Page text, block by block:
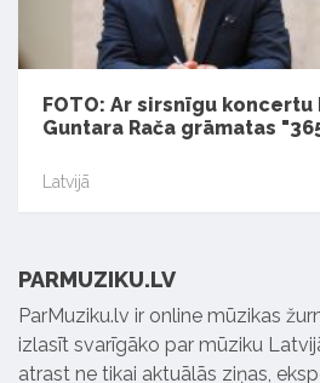
FOTO: Ar sirsnīgu
Guntara Rača grāmatas
Latvijā
PARMUZIKU.LV
ParMuziku.lv ir online mūzikas
izlasīt svarīgāko par mūziku
atrast ne tikai aktuālās ziņas,